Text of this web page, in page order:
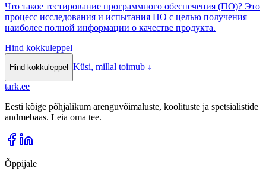
Что такое тестирование программного обеспечения (ПО)? Это
процесс исследования и испытания ПО с целью получения
наиболее полной информации о качестве продукта.
Hind kokkuleppel
Hind kokkuleppel Küsi, millal toimub ↓
tark.ee
Eesti kõige põhjalikum arenguvõimaluste, koolituste ja spetsialistide
andmebaas. Leia oma tee.
Õppijale